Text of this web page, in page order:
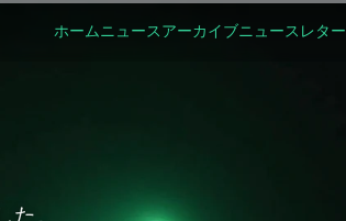
ホームニュースアーカイブニュースレター